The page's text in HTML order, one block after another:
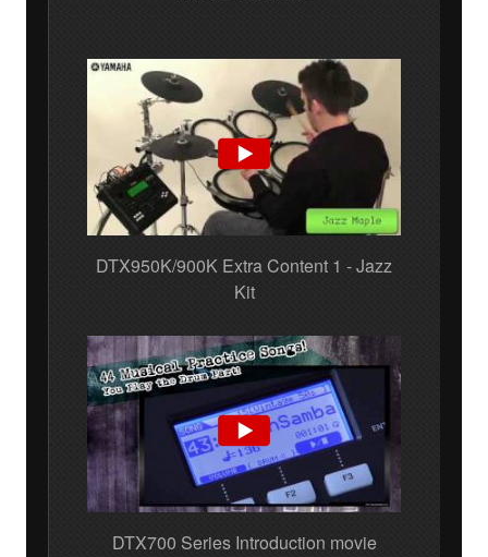
DTX950K/900K Extra Content 1 - Jazz
Kit
DTX700 Series Introduction movie